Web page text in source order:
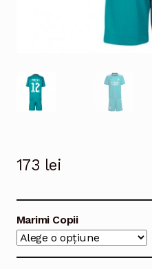
173 lei
Marimi Copii